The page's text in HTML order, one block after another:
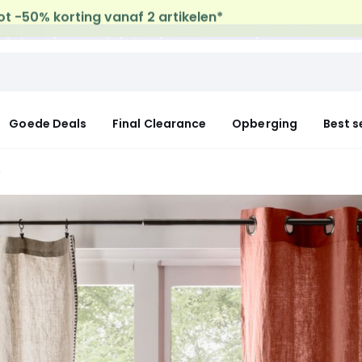
leveringop al de Mode & Home aankopen
Goede Deals Final Clearance Opberging Best